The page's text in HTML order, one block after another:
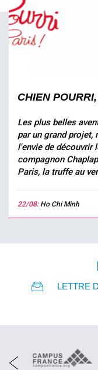
CHIEN
Les plus belles
par un grand
l'envie de découvrir
compagnon
Paris, la truffe au
22/08: Ho Chi Minh
LETTRE